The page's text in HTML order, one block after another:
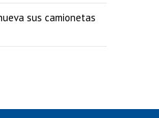
sus camionetas